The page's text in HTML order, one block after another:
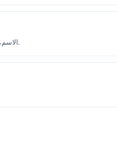
الاسم، اسم العائلة، رقم الجواز، تاريخ دخول جورجيا، تاريخ الخروج، بلد القدوم، ورقم الهاتف.